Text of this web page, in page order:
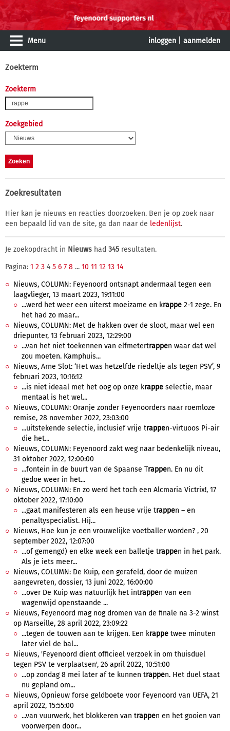
Menu inloggen aanmelden
Zoekterm
Zoekterm
Zoekgebied
Zoekresultaten
Hier kan je nieuws en reacties doorzoeken. Ben je op zoek naar
een bepaald lid van de site, ga dan naar de ledenlijst.
Je zoekopdracht in Nieuws had 345 resultaten.
Pagina: 1 2 3 4 5 6 7 8 ... 10 11 12 13 14
Nieuws, COLUMN: Feyenoord ontsnapt andermaal tegen een
laagvlieger, 13 maart 2023, 19:11:00
...werd het weer een uiterst moeizame en krappe 2-1 zege. En
het had zo maar...
Nieuws, COLUMN: Met de hakken over de sloot, maar wel een
driepunter, 13 februari 2023, 12:29:00
...van het niet toekennen van elfmetertrappen waar dat wel
zou moeten. Kamphuis...
Nieuws, Arne Slot: ‘Het was hetzelfde riedeltje als tegen PSV’, 9
februari 2023, 10:16:12
...is niet ideaal met het oog op onze krappe selectie, maar
mentaal is het wel...
Nieuws, COLUMN: Oranje zonder Feyenoorders naar roemloze
remise, 28 november 2022, 23:03:00
...uitstekende selectie, inclusief vrije trappen-virtuoos Pi-air
die het...
Nieuws, COLUMN: Feyenoord zakt weg naar bedenkelijk niveau,
31 oktober 2022, 12:00:00
...fontein in de buurt van de Spaanse Trappen. En nu dit
gedoe weer in het...
Nieuws, COLUMN: En zo werd het toch een Alcmaria Victrix!, 17
oktober 2022, 17:10:00
...gaat manifesteren als een heuse vrije trappen – en
penaltyspecialist. Hij...
Nieuws, Hoe kun je een vrouwelijke voetballer worden? , 20
september 2022, 12:07:00
...of gemengd) en elke week een balletje trappen in het park.
Als je iets meer...
Nieuws, COLUMN: De Kuip, een gerafeld, door de muizen
aangevreten, dossier, 13 juni 2022, 16:00:00
...over De Kuip was natuurlijk het intrappen van een
wagenwijd openstaande ...
Nieuws, Feyenoord mag nog dromen van de finale na 3-2 winst
op Marseille, 28 april 2022, 23:09:22
...tegen de touwen aan te krijgen. Een krappe twee minuten
later viel de bal...
Nieuws, 'Feyenoord dient officieel verzoek in om thuisduel
tegen PSV te verplaatsen', 26 april 2022, 10:51:00
...op zondag 8 mei later af te kunnen trappen. Het duel staat
nu gepland om...
Nieuws, Opnieuw forse geldboete voor Feyenoord van UEFA, 21
april 2022, 15:55:00
...van vuurwerk, het blokkeren van trappen en het gooien van
voorwerpen door...